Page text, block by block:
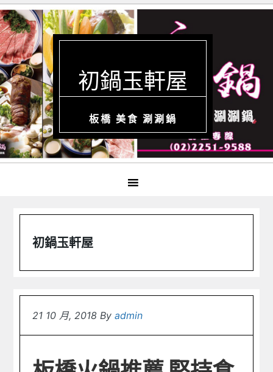
初鍋玉軒屋
板橋 美食 涮涮鍋
初鍋玉軒屋
21 10 月, 2018 Byadmin